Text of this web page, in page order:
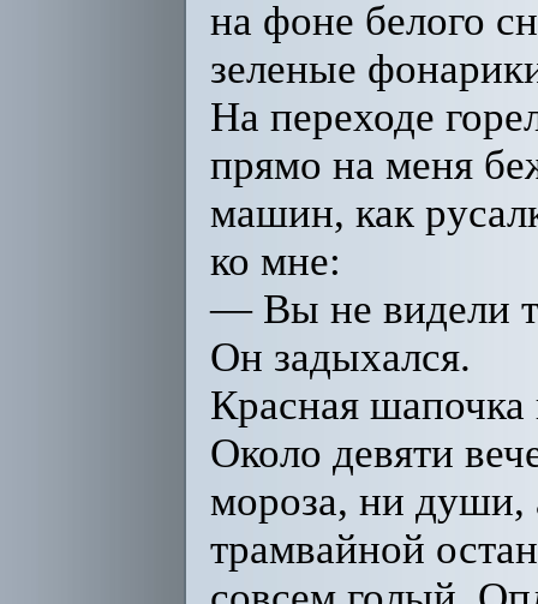
на фоне белого
зеленые
На переходе
прямо на меня
машин, как
ко мне:
— Вы не видели
Он задыхался.
Красная
Около девяти
мороза, ни души,
трамвайной